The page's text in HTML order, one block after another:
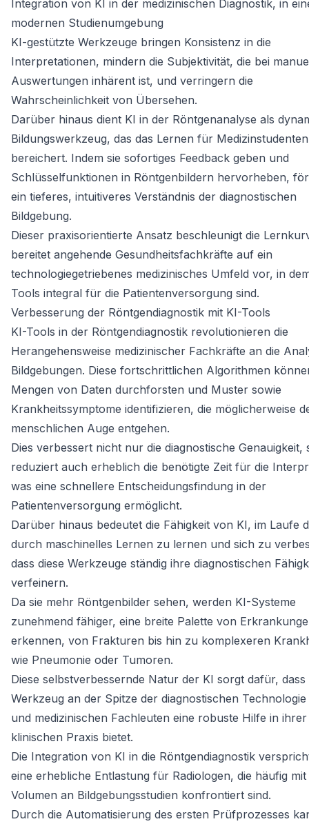
Integration von KI in der medizinischen Diagnostik, in
modernen Studienumgebung
KI-gestützte Werkzeuge bringen Konsistenz in die
Interpretationen, mindern die Subjektivität, die bei
Auswertungen inhärent ist, und verringern die
Wahrscheinlichkeit von Übersehen.
Darüber hinaus dient KI in der Röntgenanalyse als
Bildungswerkzeug, das das Lernen für Medizinstudenten
bereichert. Indem sie sofortiges Feedback geben und
Schlüsselfunktionen in Röntgenbildern hervorheben,
ein tieferes, intuitiveres Verständnis der diagnostischen
Bildgebung.
Dieser praxisorientierte Ansatz beschleunigt die
bereitet angehende Gesundheitsfachkräfte auf ein
technologiegetriebenes medizinisches Umfeld vor, in
Tools integral für die Patientenversorgung sind.
Verbesserung der Röntgendiagnostik mit KI-Tools
KI-Tools in der Röntgendiagnostik revolutionieren die
Herangehensweise medizinischer Fachkräfte an die
Bildgebungen. Diese fortschrittlichen Algorithmen
Mengen von Daten durchforsten und Muster sowie
Krankheitssymptome identifizieren, die möglicherweise
menschlichen Auge entgehen.
Dies verbessert nicht nur die diagnostische Genauigkeit,
reduziert auch erheblich die benötigte Zeit für die
was eine schnellere Entscheidungsfindung in der
Patientenversorgung ermöglicht.
Darüber hinaus bedeutet die Fähigkeit von KI, im Laufe
durch maschinelles Lernen zu lernen und sich zu
dass diese Werkzeuge ständig ihre diagnostischen
verfeinern.
Da sie mehr Röntgenbilder sehen, werden KI-Systeme
zunehmend fähiger, eine breite Palette von
erkennen, von Frakturen bis hin zu komplexeren
wie Pneumonie oder Tumoren.
Diese selbstverbessernde Natur der KI sorgt dafür, dass
Werkzeug an der Spitze der diagnostischen
und medizinischen Fachleuten eine robuste Hilfe in ihrer
klinischen Praxis bietet.
Die Integration von KI in die Röntgendiagnostik
eine erhebliche Entlastung für Radiologen, die häufig
Volumen an Bildgebungsstudien konfrontiert sind.
Durch die Automatisierung des ersten Prüfprozesses